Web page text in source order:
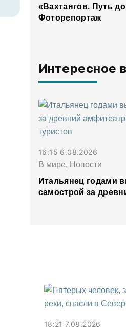
«Вахтангов. Путь
Фоторепортаж
Интересное
16:15 6.08.2026
В мире, Новости
Итальянец годами
самострой за
18:21 7.08.2026